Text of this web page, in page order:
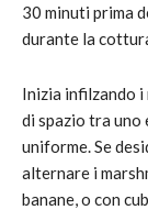
30 minuti prima
durante la
Inizia infilzando i
di spazio tra uno
uniforme. Se
alternare i
banane, o con